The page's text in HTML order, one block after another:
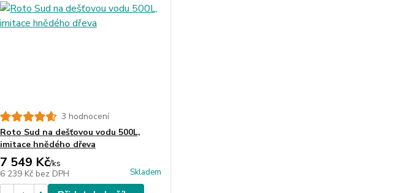
3 hodnocení
Roto Sud na dešťovou vodu 500L,
imitace hnědého dřeva
7 549 Kč/ks
6 239 Kč bez DPH Skladem